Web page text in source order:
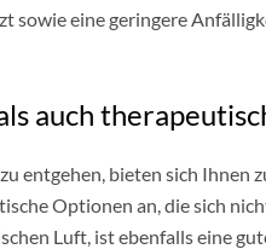
sowie eine geringere
auch
entgehen, bieten sich Ihnen
Optionen an, die sich
Luft, ist ebenfalls eine